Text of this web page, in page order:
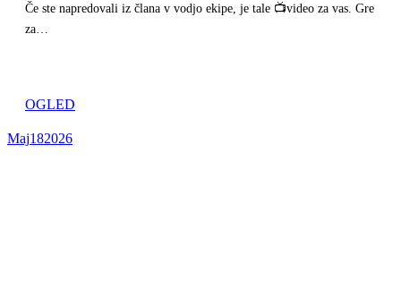
Če ste napredovali iz člana v vodjo ekipe, je tale 📺video za vas. Gre
za…
OGLED
Maj182026